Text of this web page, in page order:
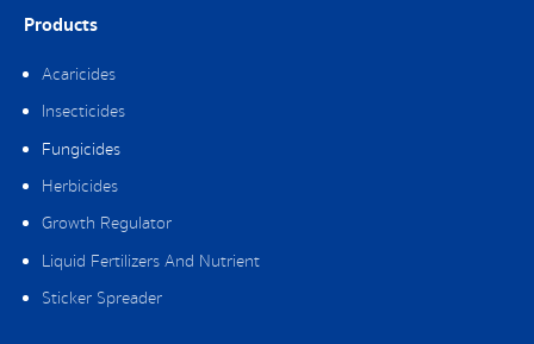
Products
Acaricides
Insecticides
Fungicides
Herbicides
Growth Regulator
Liquid Fertilizers And Nutrient
Sticker Spreader